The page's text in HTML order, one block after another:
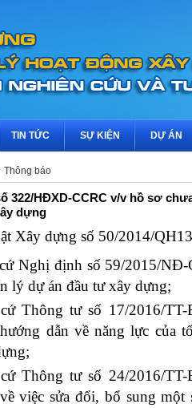
TIN TỨC SỰ KIỆN DỰ ÁN
Thông báo
322/HĐXD-CCRC v/v hồ sơ
dựng
Xây dựng số 50/2014/
Nghị định số 59/2015/NĐ-
lý dự án đầu tư xây dựng;
Thông tư số 17/2016/
dẫn về năng lực của
Thông tư số 24/2016/
việc sửa đổi, bổ sung một